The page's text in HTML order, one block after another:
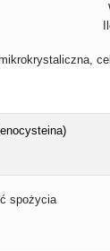
spożycia